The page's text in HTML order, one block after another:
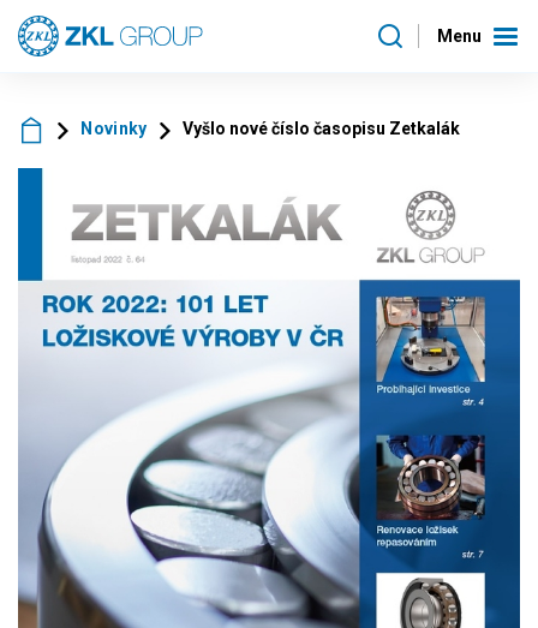
Menu
Novinky Vyšlo nové číslo časopisu Zetkalák